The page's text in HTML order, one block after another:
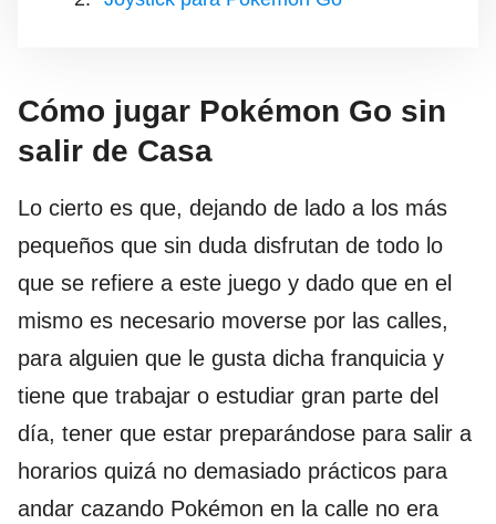
Cómo jugar Pokémon Go sin
salir de Casa
Lo cierto es que, dejando de lado a los más
pequeños que sin duda disfrutan de todo lo
que se refiere a este juego y dado que en el
mismo es necesario moverse por las calles,
para alguien que le gusta dicha franquicia y
tiene que trabajar o estudiar gran parte del
día, tener que estar preparándose para salir a
horarios quizá no demasiado prácticos para
andar cazando Pokémon en la calle no era